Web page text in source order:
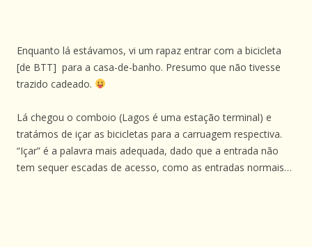
Enquanto lá estávamos, vi um rapaz entrar com a bicicleta
[de BTT] para a casa-de-banho. Presumo que não tivesse
trazido cadeado.
Lá chegou o comboio (Lagos é uma estação terminal) e
tratámos de içar as bicicletas para a carruagem respectiva.
“Içar” é a palavra mais adequada, dado que a entrada não
tem sequer escadas de acesso, como as entradas normais…